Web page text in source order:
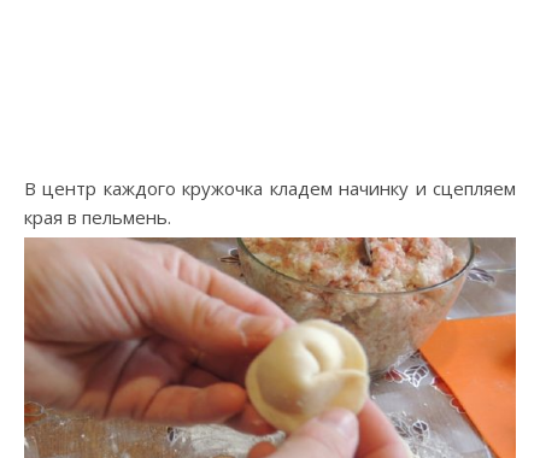
В центр каждого кружочка кладем начинку и сцепляем
края в пельмень.